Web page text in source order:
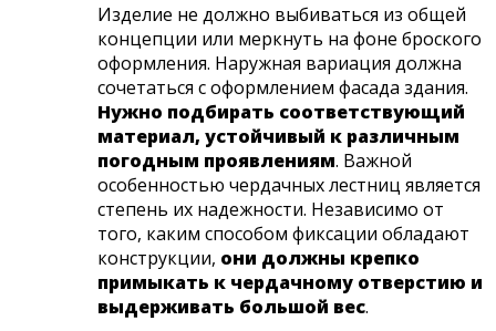
Изделие не должно выбиваться из общей
концепции или меркнуть на фоне броского
оформления. Наружная вариация должна
сочетаться с оформлением фасада здания.
Нужно подбирать соответствующий
материал, устойчивый к различным
погодным проявлениям. Важной
особенностью чердачных лестниц является
степень их надежности. Независимо от
того, каким способом фиксации обладают
конструкции, они должны крепко
примыкать к чердачному отверстию и
выдерживать большой вес.